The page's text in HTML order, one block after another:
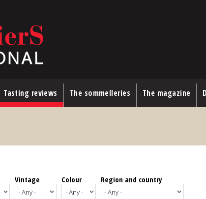
Tasting reviews The sommelleries The magazine
Vintage Colour Region and country